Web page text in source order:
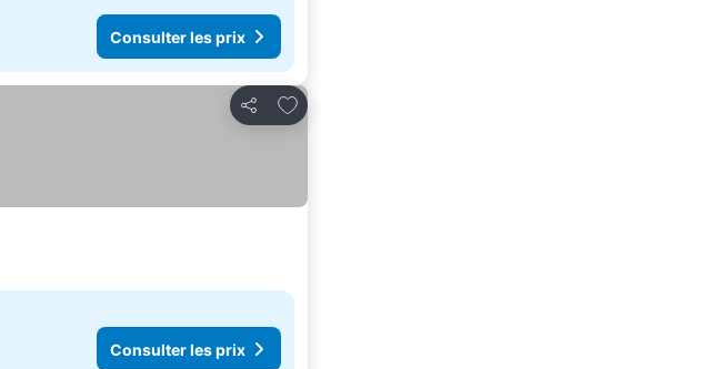
Consulter les prix
Partager
Ajouter à mes favoris
Consulter les prix